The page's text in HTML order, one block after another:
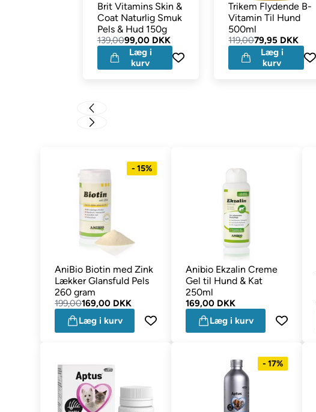
Brit Vitamins Skin &
Coat Naturlig Smuk
Pels & Hud 150g
139,0099,00 DKK
Læg i
kurv
Trikem Flydende B-
Vitamin Til Hund
500ml
119,0079,95 DKK
Læg i
kurv
- 15%
AniBio Biotin med Zink
Lækker Glansfuld Pels
260 gram
199,00169,00 DKK
Læg i kurv
Anibio Ekzalin Creme
Gel til Hund & Kat
250ml
169,00 DKK
Læg i kurv
- 17%